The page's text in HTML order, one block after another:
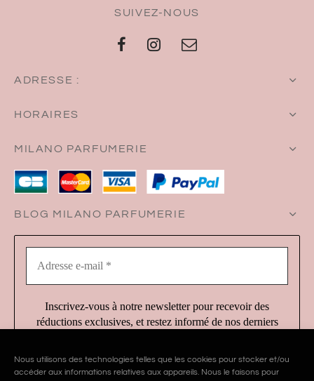
Nous utilisons des technologies telles que les cookies pour stocker et/ou
accéder aux informations relatives aux appareils. Nous le faisons pour
SUIVEZ-NOUS
ADRESSE :
HORAIRES
MILANO PARFUMERIE
BLOG MILANO PARFUMERIE
Inscrivez-vous à notre newsletter pour recevoir des
réductions exclusives, et restez informé de nos derniers